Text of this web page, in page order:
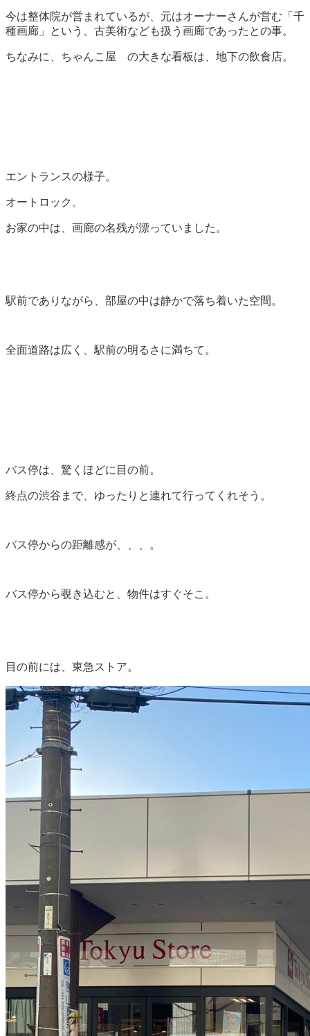
今は整体院が営まれているが、元はオーナーさんが営む「千
種画廊」という、古美術なども扱う画廊であったとの事。
ちなみに、ちゃんこ屋 の大きな看板は、地下の飲食店。
エントランスの様子。
オートロック。
お家の中は、画廊の名残が漂っていました。
駅前でありながら、部屋の中は静かで落ち着いた空間。
全面道路は広く、駅前の明るさに満ちて。
バス停は、驚くほどに目の前。
終点の渋谷まで、ゆったりと連れて行ってくれそう。
バス停からの距離感が、、、。
バス停から覗き込むと、物件はすぐそこ。
目の前には、東急ストア。